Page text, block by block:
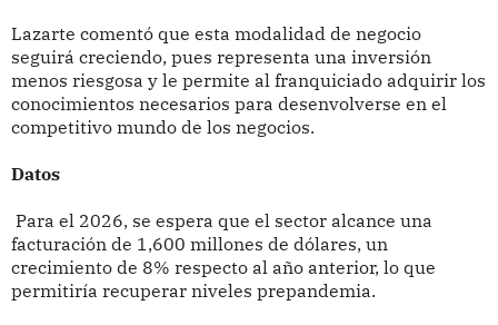
Lazarte comentó que esta modalidad de negocio
seguirá creciendo, pues representa una inversión
menos riesgosa y le permite al franquiciado adquirir los
conocimientos necesarios para desenvolverse en el
competitivo mundo de los negocios.
Datos
Para el 2026, se espera que el sector alcance una
facturación de 1,600 millones de dólares, un
crecimiento de 8% respecto al año anterior, lo que
permitiría recuperar niveles prepandemia.